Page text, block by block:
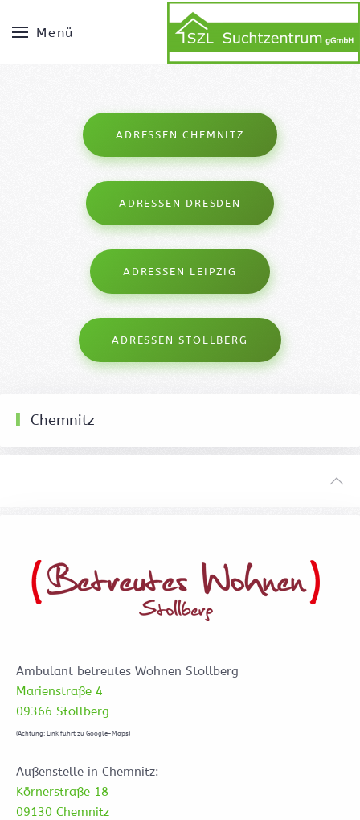
Menü
ADRESSEN CHEMNITZ
ADRESSEN DRESDEN
ADRESSEN LEIPZIG
ADRESSEN STOLLBERG
Chemnitz
Ambulant betreutes Wohnen Stollberg
Marienstraße 4
09366 Stollberg
(Achtung: Link führt zu Google-Maps)
Außenstelle in Chemnitz:
Körnerstraße 18
09130 Chemnitz